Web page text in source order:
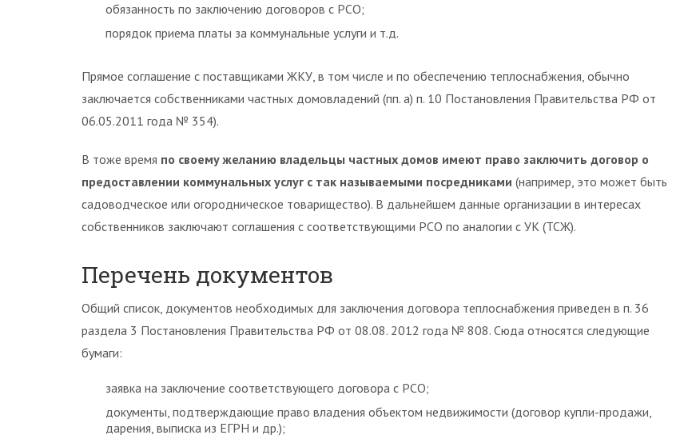
обязанность по заключению договоров с РСО;
порядок приема платы за коммунальные услуги и т.д.
Прямое соглашение с поставщиками ЖКУ, в том числе и по обеспечению теплоснабжения, обычно
заключается собственниками частных домовладений (пп. а) п. 10 Постановления Правительства РФ от
06.05.2011 года № 354).
В тоже время по своему желанию владельцы частных домов имеют право заключить договор о
предоставлении коммунальных услуг с так называемыми посредниками (например, это может быть
садоводческое или огородническое товарищество). В дальнейшем данные организации в интересах
собственников заключают соглашения с соответствующими РСО по аналогии с УК (ТСЖ).
Перечень документов
Общий список, документов необходимых для заключения договора теплоснабжения приведен в п. 36
раздела 3 Постановления Правительства РФ от 08.08. 2012 года № 808. Сюда относятся следующие
бумаги:
заявка на заключение соответствующего договора с РСО;
документы, подтверждающие право владения объектом недвижимости (договор купли-продажи,
дарения, выписка из ЕГРН и др.);